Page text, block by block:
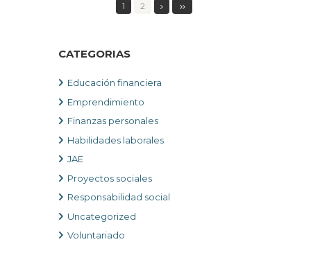
1 2
CATEGORIAS
Educación financiera
Emprendimiento
Finanzas personales
Habilidades laborales
JAE
Proyectos sociales
Responsabilidad social
Uncategorized
Voluntariado